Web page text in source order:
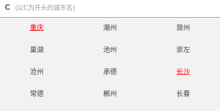
C (以C为开头的城市名)
重庆 潮州 滁州
巢湖 池州 崇左
沧州 承德 长沙
常德 郴州 长春